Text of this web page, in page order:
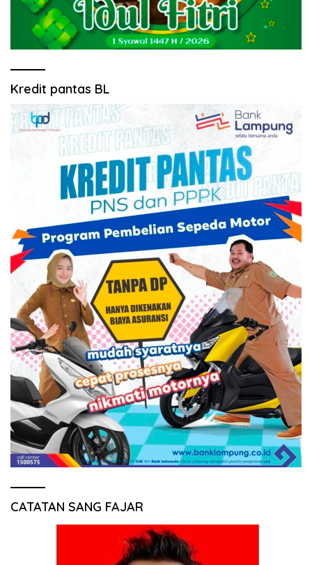
Kredit pantas BL
CATATAN SANG FAJAR